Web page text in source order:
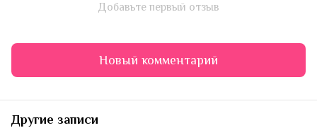
Добавьте первый отзыв
Новый комментарий
Другие записи